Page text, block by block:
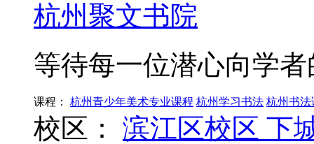
杭州聚文书院
等待每一位潜心向学
课程： 杭州青少年美术专业课程 杭州学习书法 杭州书法
校区： 滨江区校区 下